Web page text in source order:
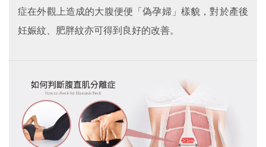
症在外觀上造成的大腹便便「偽孕婦」樣貌，對於產後
妊娠紋、肥胖紋亦可得到良好的改善。